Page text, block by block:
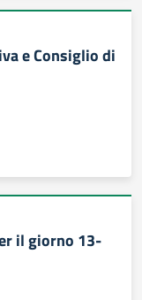
e Consiglio di
il giorno 13-